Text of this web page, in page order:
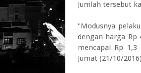
Jumlah tersebut
"Modusnya
dengan harga Rp
mencapai Rp
Jumat (21/10/